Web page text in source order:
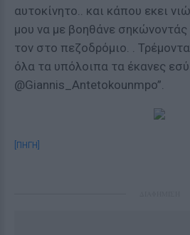
αυτοκίνητο.. και κάπου εκει
μου να με βοηθάνε
τον στο πεζοδρόμιο. .
όλα τα υπόλοιπα τα έκανες
@Giannis_Antetokounmpo”.
[ΠΗΓΗ]